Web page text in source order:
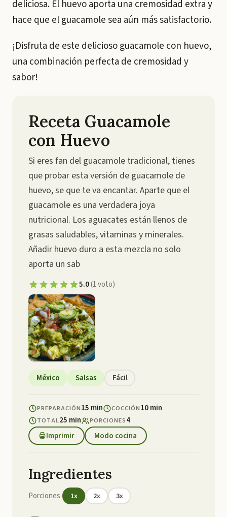
deliciosa. El huevo aporta una cremosidad extra y
hace que el guacamole sea aún más satisfactorio.
¡Disfruta de este delicioso guacamole con huevo,
una combinación perfecta de cremosidad y
sabor!
Receta Guacamole
con Huevo
Si eres fan del guacamole tradicional, tienes
que probar esta versión de guacamole de
huevo, se que te va encantar. Aparte que el
guacamole es una verdadera joya
nutricional. Los aguacates están llenos de
grasas saludables, vitaminas y minerales.
Añadir huevo duro a esta mezcla no solo
aporta un sab
5.0(1voto)
México Salsas Fácil
PREPARACIÓN15 min COCCIÓN10 min
TOTAL25 min PORCIONES4
Imprimir
Modo cocina
Ingredientes
Porciones 1x 2x 3x